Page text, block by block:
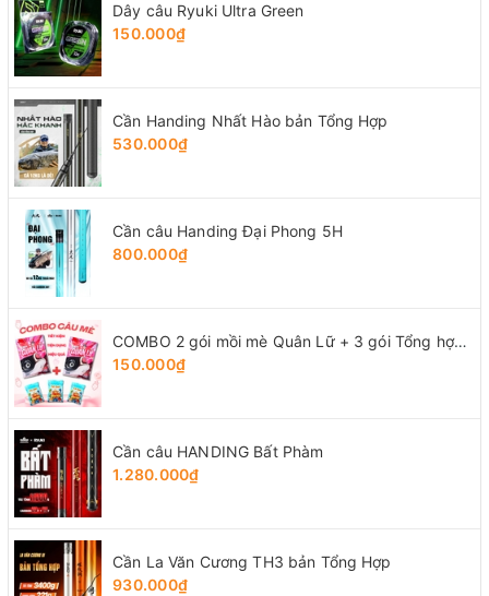
Dây câu Ryuki Ultra Green
150.000₫
Cần Handing Nhất Hào bản Tổng Hợp
530.000₫
Cần câu Handing Đại Phong 5H
800.000₫
COMBO 2 gói mồi mè Quân Lữ + 3 gói Tổng hợp Tứ Quý
150.000₫
Cần câu HANDING Bất Phàm
1.280.000₫
Cần La Văn Cương TH3 bản Tổng Hợp
930.000₫